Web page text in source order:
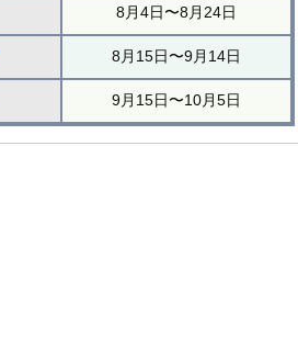
8月4日〜8月24日
8月15日〜9月14日
9月15日〜10月5日